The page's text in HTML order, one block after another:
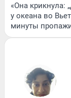
«Она крикнула:
у океана во
минуты